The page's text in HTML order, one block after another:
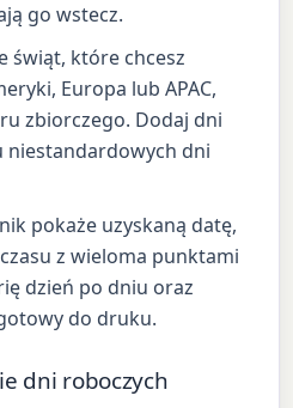
go wstecz.
świąt, które chcesz
Europa lub APAC,
zbiorczego. Dodaj dni
dni
pokaże uzyskaną datę,
z wieloma punktami
dzień po dniu oraz
do druku.
dni roboczych